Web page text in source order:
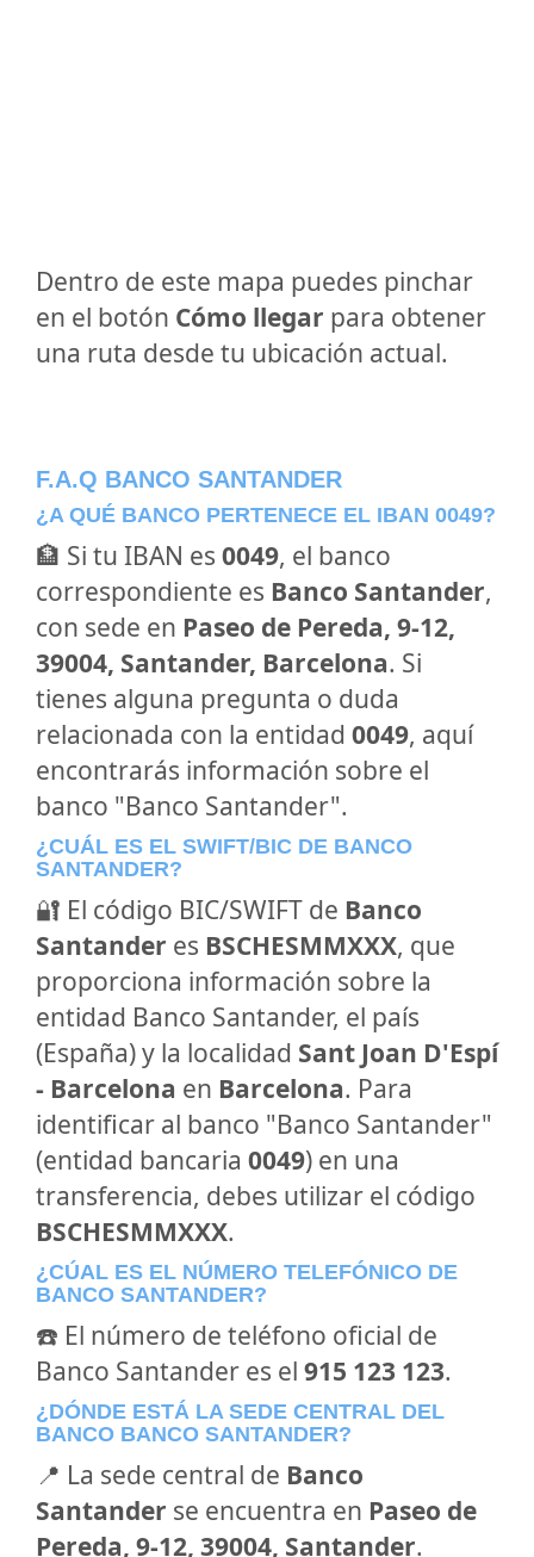
Dentro de este mapa puedes pinchar
en el botón Cómo llegar para obtener
una ruta desde tu ubicación actual.
F.A.Q BANCO SANTANDER
¿A QUÉ BANCO PERTENECE EL IBAN 0049?
🏦 Si tu IBAN es 0049, el banco
correspondiente es Banco Santander,
con sede en Paseo de Pereda, 9-12,
39004, Santander, Barcelona. Si
tienes alguna pregunta o duda
relacionada con la entidad 0049, aquí
encontrarás información sobre el
banco "Banco Santander".
¿CUÁL ES EL SWIFT/BIC DE BANCO
SANTANDER?
🔐 El código BIC/SWIFT de Banco
Santander es BSCHESMMXXX, que
proporciona información sobre la
entidad Banco Santander, el país
(España) y la localidad Sant Joan D'Espí
- Barcelona en Barcelona. Para
identificar al banco "Banco Santander"
(entidad bancaria 0049) en una
transferencia, debes utilizar el código
BSCHESMMXXX.
¿CÚAL ES EL NÚMERO TELEFÓNICO DE
BANCO SANTANDER?
☎️ El número de teléfono oficial de
Banco Santander es el 915 123 123.
¿DÓNDE ESTÁ LA SEDE CENTRAL DEL
BANCO BANCO SANTANDER?
📍 La sede central de Banco
Santander se encuentra en Paseo de
Pereda, 9-12, 39004, Santander.